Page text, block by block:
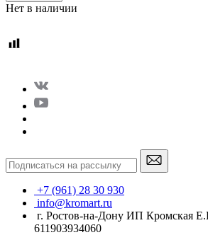
Нет в наличии
+7 (961) 28 30 930
info@kromart.ru
г. Ростов-на-Дону ИП Кромская
611903934060